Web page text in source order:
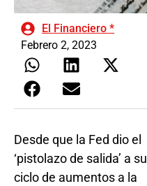
El Financiero *
Febrero 2, 2023
Desde que la Fed dio el
‘pistolazo de salida’ a su
ciclo de aumentos a la